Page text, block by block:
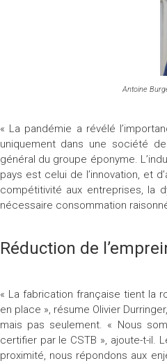
Antoine
« La pandémie a révélé
uniquement dans une société
général du groupe éponyme.
pays est celui de l’innovation, et
compétitivité aux entreprises, la
nécessaire consommation
Réduction de
« La fabrication française tient la
en place », résume Olivier
mais pas seulement. « Nous
certifier par le CSTB », ajoute-t-il.
proximité, nous répondons aux